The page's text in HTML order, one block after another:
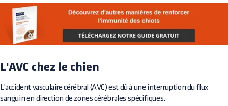
L'AVC chez le chien
L'accident vasculaire cérébral (AVC) est dû à une interruption du flux
sanguin en direction de zones cérébrales spécifiques.